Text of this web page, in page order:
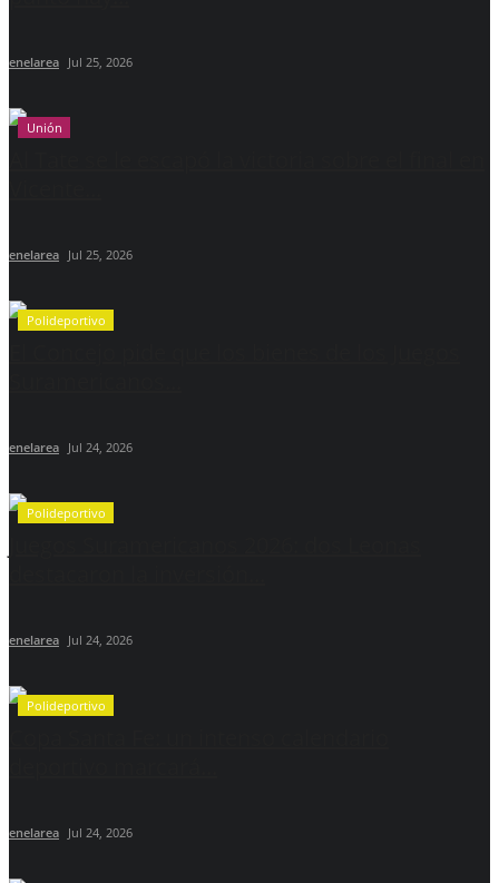
enelarea Jul 25, 2026
Unión
enelarea Jul 25, 2026
Polideportivo
enelarea Jul 24, 2026
Polideportivo
enelarea Jul 24, 2026
Polideportivo
enelarea Jul 24, 2026